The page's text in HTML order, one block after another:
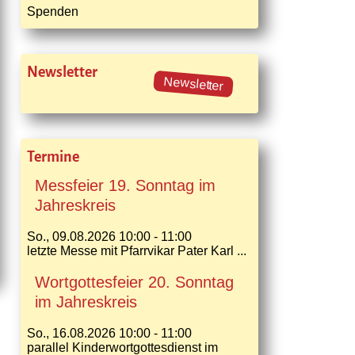
Spenden
Newsletter
Newsletter
Termine
Messfeier 19. Sonntag im
Jahreskreis
So., 09.08.2026 10:00 - 11:00
letzte Messe mit Pfarrvikar Pater Karl ...
Wortgottesfeier 20. Sonntag
im Jahreskreis
So., 16.08.2026 10:00 - 11:00
parallel Kinderwortgottesdienst im